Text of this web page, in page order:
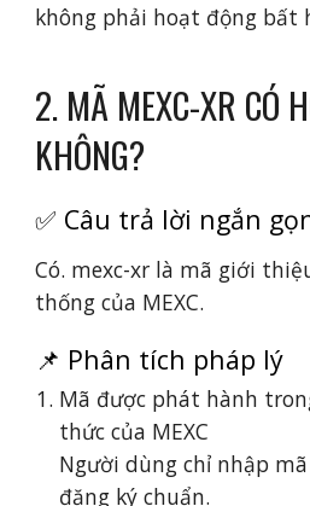
không phải hoạt động bất
2. MÃ MEXC-XR CÓ
KHÔNG?
✅ Câu trả lời ngắn
Có. mexc-xr là mã giới
thống của MEXC.
📌 Phân tích pháp lý
Mã được phát hành
thức của MEXC
Người dùng chỉ nhập
đăng ký chuẩn.